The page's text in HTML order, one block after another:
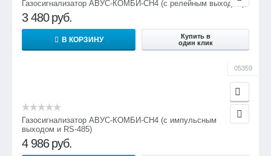
Газосигнализатор АВУС-КОМБИ-СН4 (с релейным выходом)
3 480 руб.
В КОРЗИНУ
Купить в
один клик
05359
Газосигнализатор АВУС-КОМБИ-СН4 (с импульсным
выходом и RS-485)
4 986 руб.